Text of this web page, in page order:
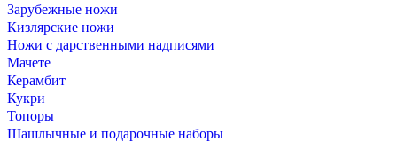
Зарубежные ножи
Кизлярские ножи
Ножи с дарственными надписями
Мачете
Керамбит
Кукри
Топоры
Шашлычные и подарочные наборы